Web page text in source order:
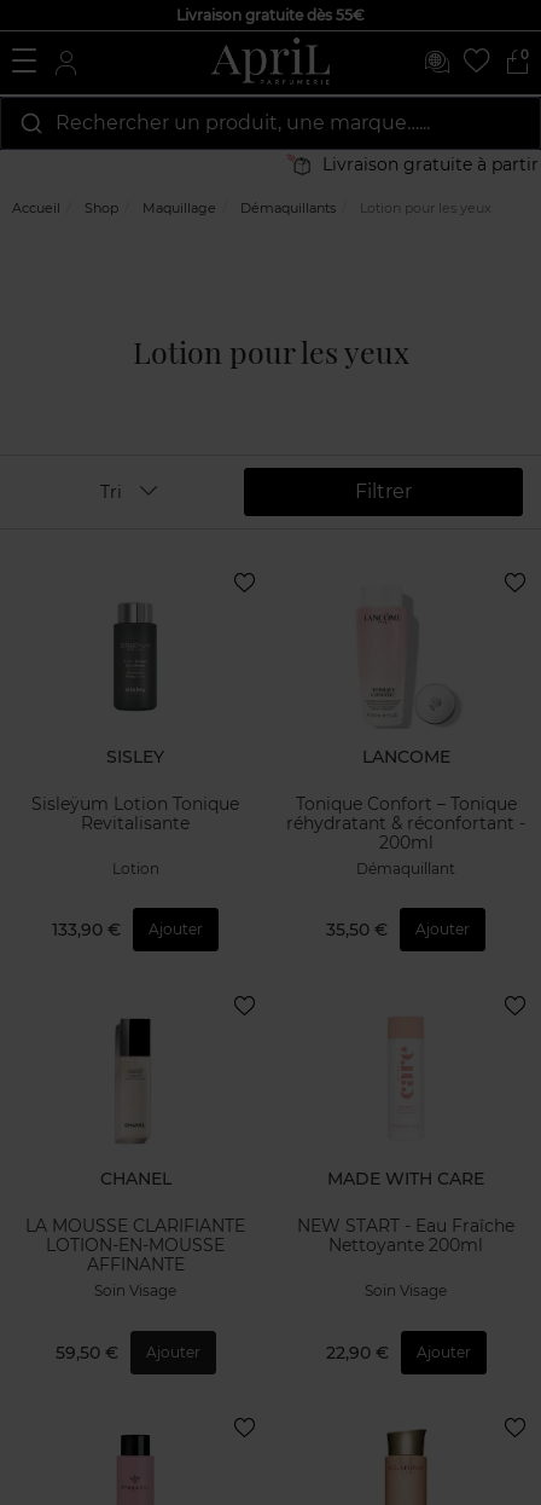
Livraison gratuite dès 55€
0
Rechercher un produit, une marque…...
Livraison gratuite à partir de
Accueil Shop Maquillage Démaquillants Lotion pour les yeux
Lotion pour les yeux
Filtrer
Tri
SISLEY
Sisleÿum Lotion Tonique
Revitalisante
Lotion
133,90 € Ajouter
LANCOME
Tonique Confort – Tonique
réhydratant & réconfortant -
200ml
Démaquillant
35,50 € Ajouter
CHANEL
LA MOUSSE CLARIFIANTE
LOTION-EN-MOUSSE
AFFINANTE
Soin Visage
59,50 € Ajouter
MADE WITH CARE
NEW START - Eau Fraîche
Nettoyante 200ml
Soin Visage
22,90 € Ajouter